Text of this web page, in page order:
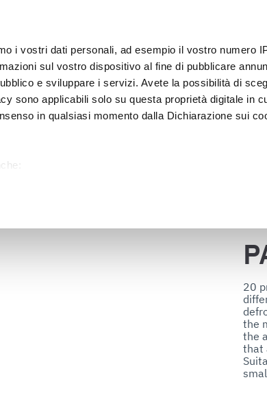
i vostri dati personali, ad esempio il vostro numero
sul vostro dispositivo al fine di pubblicare
e sviluppare i servizi. Avete la possibilità di
sono applicabili solo su questa proprietà digitale in
in qualsiasi momento dalla Dichiarazione sui
scansionandolo attivamente alla ricerca di
il nostro traffico. Condividiamo inoltre
di analisi dei dati web, pubblicità e social media,
Snelkoeler
Presentatie en
Verkoop
20
the
the
that